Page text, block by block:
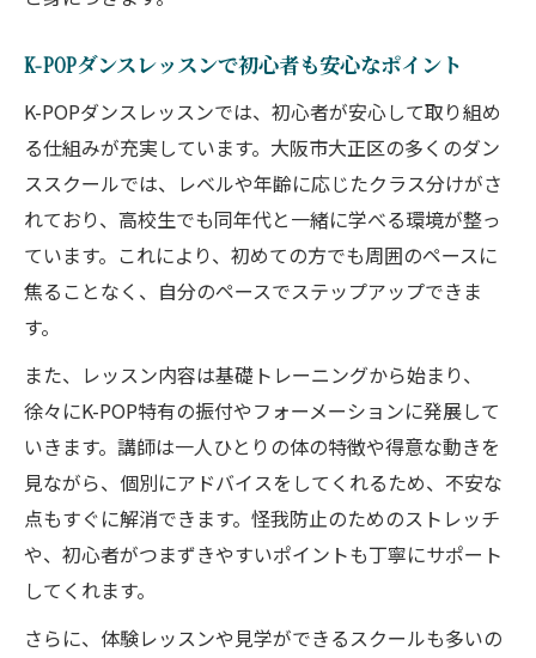
K-POPダンスレッスンで初心者も安心なポイント
K-POPダンスレッスンでは、初心者が安心して取り組め
る仕組みが充実しています。大阪市大正区の多くのダン
ススクールでは、レベルや年齢に応じたクラス分けがさ
れており、高校生でも同年代と一緒に学べる環境が整っ
ています。これにより、初めての方でも周囲のペースに
焦ることなく、自分のペースでステップアップできま
す。
また、レッスン内容は基礎トレーニングから始まり、
徐々にK-POP特有の振付やフォーメーションに発展して
いきます。講師は一人ひとりの体の特徴や得意な動きを
見ながら、個別にアドバイスをしてくれるため、不安な
点もすぐに解消できます。怪我防止のためのストレッチ
や、初心者がつまずきやすいポイントも丁寧にサポート
してくれます。
さらに、体験レッスンや見学ができるスクールも多いの